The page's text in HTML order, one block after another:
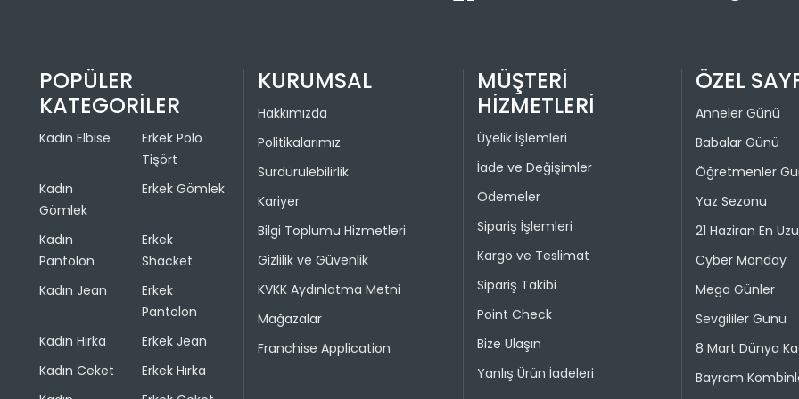
olarak
İade
Colin's
iade
Değişim
bedeniyle
İade
3
Taksit
1
Taksit
1
POPÜLER
KATEGORİLER
Kadın Elbise
Kadın
Gömlek
Kadın
Pantolon
Kadın Jean
Kadın Hırka
Kadın Ceket
Erkek Polo
Tişört
Erkek Gömlek
Erkek
Shacket
Erkek
Pantolon
Erkek Jean
Erkek Hırka
KURUMSAL
Hakkımızda
Politikalarımız
Sürdürülebilirlik
Kariyer
Bilgi Toplumu Hizmetleri
Gizlilik ve Güvenlik
KVKK Aydınlatma Metni
Mağazalar
Franchise Application
MÜŞTERİ
HİZMETLERİ
Üyelik İşlemleri
İade ve Değişimler
Ödemeler
Sipariş İşlemleri
Kargo ve Teslimat
Sipariş Takibi
Point Check
Bize Ulaşın
Yanlış Ürün İadeleri
ÖZEL
Anneler Günü
Babalar Günü
Öğretmenler
Yaz Sezonu
21 Haziran En
Cyber Monday
Mega Günler
Sevgililer Günü
8 Mart Dünya
Bayram